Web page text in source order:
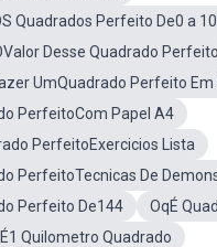
Quadrados Perfeito De0 a
Desse Quadrado Perfeito
UmQuadrado Perfeito
PerfeitoCom Papel A4
PerfeitoExercicios Lista
PerfeitoTecnicas De
Perfeito De144
OqÉ
Quilometro Quadrado